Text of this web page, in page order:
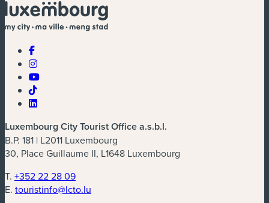
Luxembourg City Tourist Office a.s.b.l.
B.P. 181 | L2011 Luxembourg
30, Place Guillaume II, L1648 Luxembourg
T. +352 22 28 09
E. touristinfo@lcto.lu